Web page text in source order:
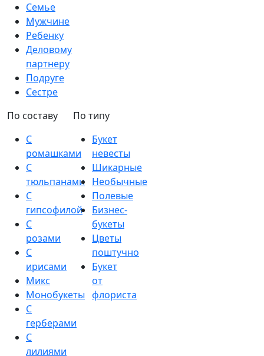
Семье
Мужчине
Ребенку
Деловому
партнеру
Подруге
Сестре
По составу
С
ромашками
С
тюльпанами
С
гипсофилой
С
розами
С
ирисами
Микс
Монобукеты
С
герберами
С
лилиями
По типу
Букет
невесты
Шикарные
Необычные
Полевые
Бизнес-
букеты
Цветы
поштучно
Букет
от
флориста